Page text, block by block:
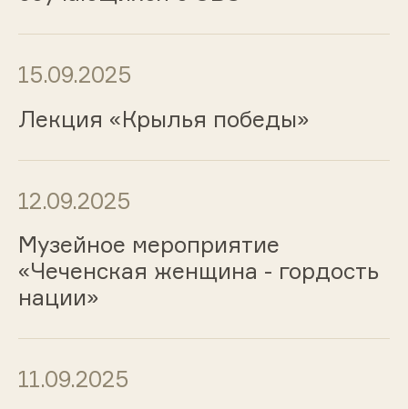
15.09.2025
Лекция «Крылья победы»
12.09.2025
Музейное мероприятие
«Чеченская женщина - гордость
нации»
11.09.2025